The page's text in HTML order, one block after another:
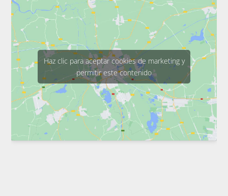
Haz clic para aceptar cookies de marketing y
permitir este contenido